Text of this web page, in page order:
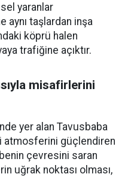
yaranlar
aynı taşlardan inşa
köprü halen
trafiğine açıktır.
misafirlerini
yer alan Tavusbaba
atmosferini güçlendiren
çevresini saran
uğrak noktası olması,